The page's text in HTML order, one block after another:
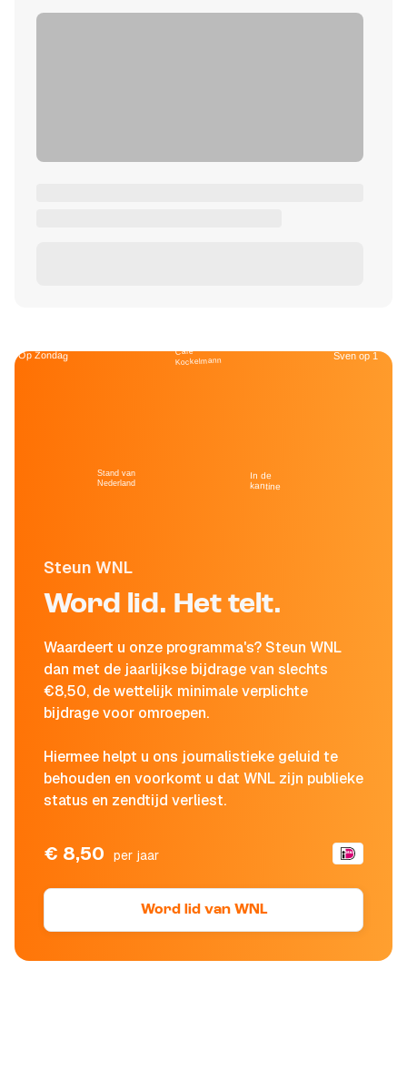
Steun WNL
Word lid. Het telt.
Waardeert u onze programma's? Steun WNL
dan met de jaarlijkse bijdrage van slechts
€8,50, de wettelijk minimale verplichte
bijdrage voor omroepen.
Hiermee helpt u ons journalistieke geluid te
behouden en voorkomt u dat WNL zijn publieke
status en zendtijd verliest.
€ 8,50 per jaar
Word lid van WNL
Op Zondag
Stand van
Nederland
Café
Kockelmann
In de
kantine
Sven op 1